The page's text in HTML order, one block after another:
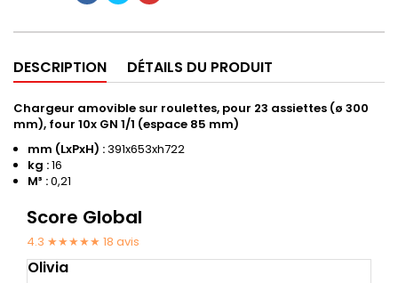
DESCRIPTION DÉTAILS DU PRODUIT
Chargeur amovible sur roulettes, pour 23 assiettes (ø 300
mm), four 10x GN 1/1 (espace 85 mm)
mm (LxPxH) :391x653xh722
kg :16
M³ :0,21
Score Global
4.3 ★★★★★ 18 avis
Olivia